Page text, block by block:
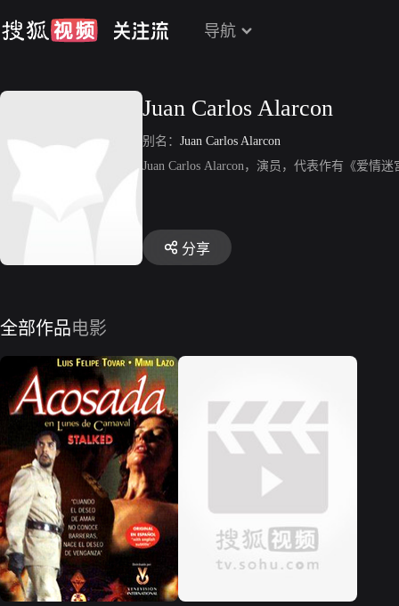
导航
Juan Carlos Alarcon
别名： Juan Carlos Alarcon
Juan Carlos Alarcon，演员，代表作有《爱情迷
分享
全部作品电影